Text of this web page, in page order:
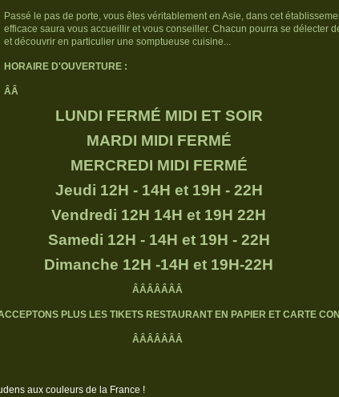
Passé le pas de porte, vous êtes véritablement en Asie, dans cet
efficace saura vous accueillir et vous conseiller. Chacun pourra se délecter
et découvrir en particulier une somptueuse cuisine...
HORAIRE D'OUVERTURE :
ÂÂ
LUNDI FERMÉ MIDI ET SOIR
MARDI MIDI FERMÉ
MERCREDI MIDI FERMÉ
Jeudi 12H - 14H et 19H - 22H
Vendredi 12H 14H et 19H 22H
Samedi 12H - 14H et 19H - 22H
Dimanche 12H -14H et 19H-22H
ÂÂÂÂÂÂÂ
PLUS LES TIKETS RESTAURANT EN PAPIER ET CARTE
ÂÂÂÂÂÂÂ
aux couleurs de la France !